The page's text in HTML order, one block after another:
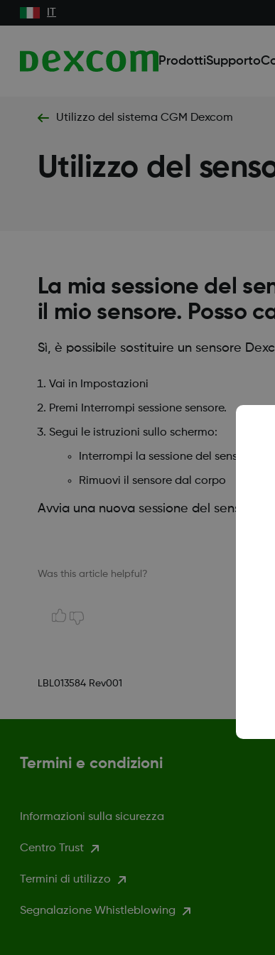
ProdottiSupporto
Utilizzo del sistema CGM Dexcom
Utilizzo del
La mia sessione del
il mio sensore. Posso
Sì, è possibile sostituire un sensore
Vai in Impostazioni
Premi Interrompi sessione sensore.
Segui le istruzioni sullo schermo:
Interrompi la sessione del sensore
Rimuovi il sensore dal corpo
Avvia una nuova sessione del sensore
Was this article helpful?
LBL013584 Rev001
Termini e condizioni
Informazioni sulla sicurezza
Centro Trust
Termini di utilizzo
Segnalazione Whistleblowing